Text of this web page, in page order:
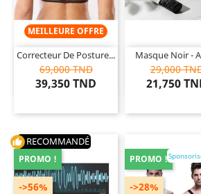
MEILLEURE OFFRE
Correcteur De Posture...
69,000 TND
39,350 TND
Masque Noir -
29,000
21,750
thumb_up RECOMMANDÉ
->56%
PROMO !
->28%
PROMO !